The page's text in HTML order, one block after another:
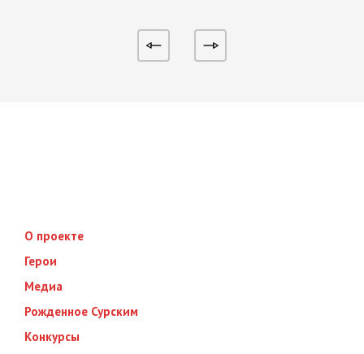
О проекте
Герои
Медиа
Рожденное Сурским
Конкурсы